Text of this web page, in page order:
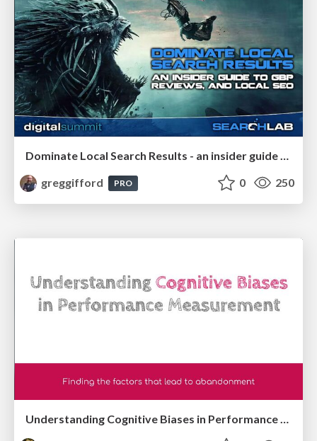
Dominate Local Search Results - an insider guide to GBP, reviews, and Local SEO
greggifford
PRO 0 250
Understanding Cognitive Biases in Performance Measurement